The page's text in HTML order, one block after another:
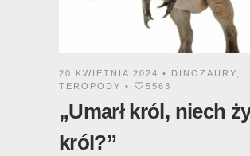
20 KWIETNIA 2024 • DINOZAURY
TEROPODY • 5563
„Umarł król, niech
król?”